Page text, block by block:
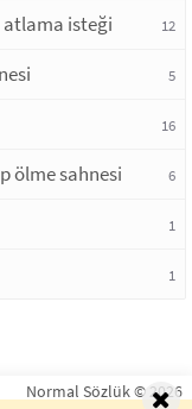
atlama isteği 12
5
16
ölme sahnesi 6
1
1
Normal Sözlük © 2026